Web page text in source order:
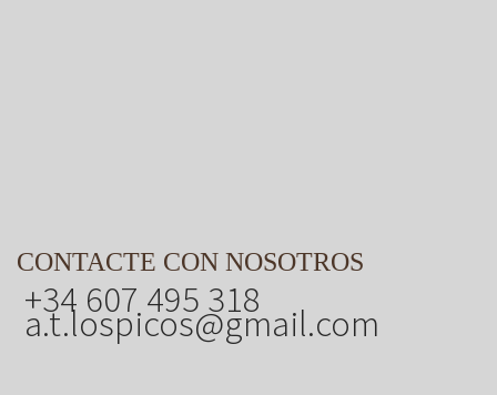
CONTACTE CON NOSOTROS
+34 607 495 318
a.t.lospicos@gmail.com